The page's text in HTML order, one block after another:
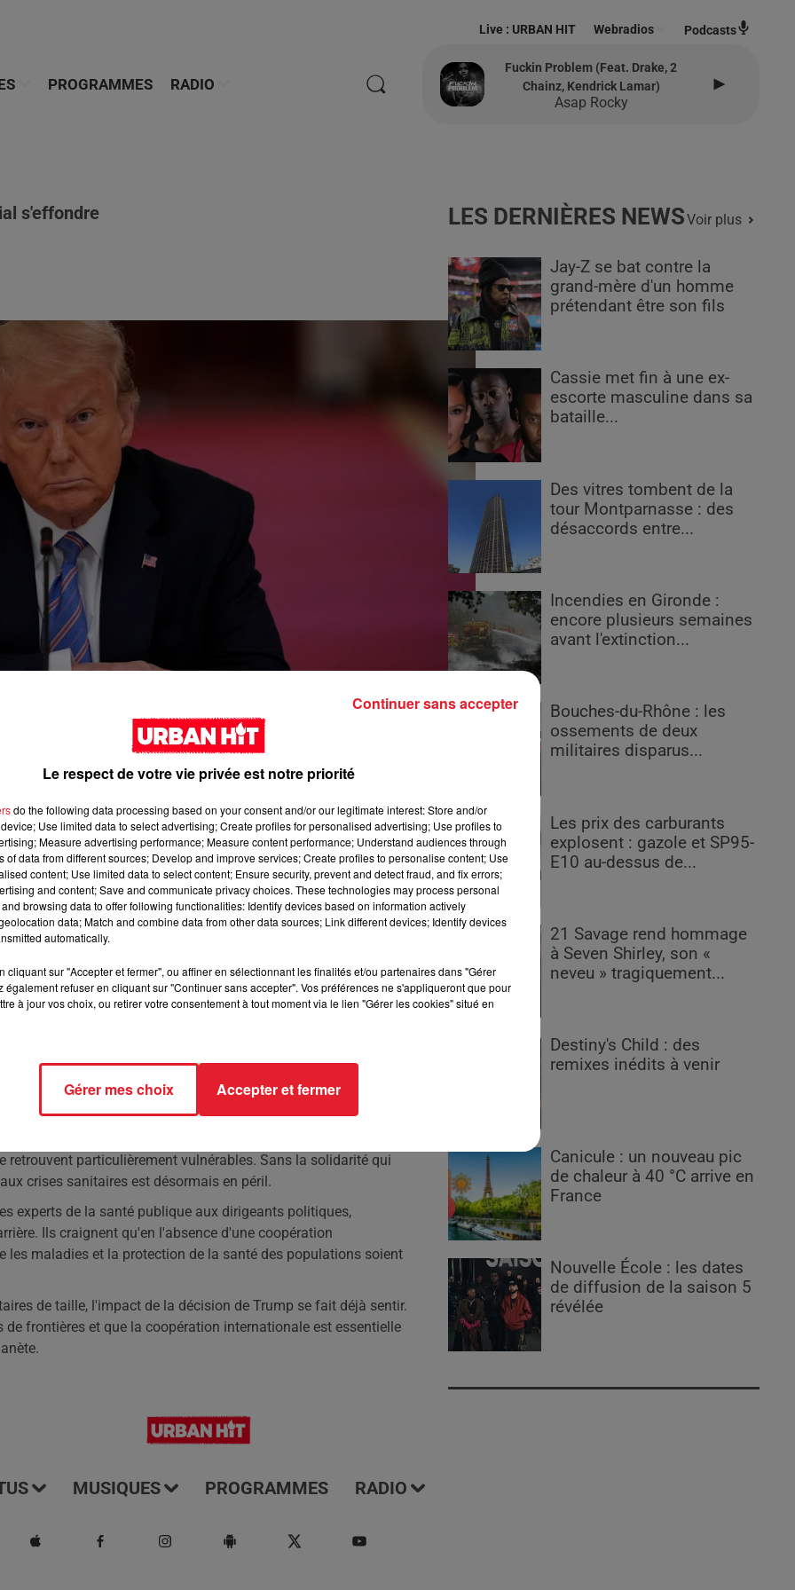
PROGRAMMES RADIO
Live : URBAN HIT Webradios Podcasts
Fuckin Problem (feat. Drake, 2
Chainz, Kendrick Lamar)
Asap Rocky
s'effondre
un accord international essentiel à la santé
construire un système de santé publique solide et
américain Donald Trump a déconstruit ce qui avait pris
considérables, laissant entrevoir un monde de plus en
soins de santé adéquats.
en matière de santé, permettant aux nations de travailler
Mais sous la gouvernance de Trump, les États-Unis, un
cet engagement commun. Cette décision a non seulement
fragilisé la préparation mondiale face aux futures
immédiates. Des programmes de vaccination aux initiatives
ébranlée. Les pays en développement, qui dépendaient
particulièrement vulnérables. Sans la solidarité qui
crises sanitaires est désormais en péril.
experts de la santé publique aux dirigeants politiques,
Ils craignent qu'en l'absence d'une coopération
les maladies et la protection de la santé des populations soient
de taille, l'impact de la décision de Trump se fait déjà sentir.
frontières et que la coopération internationale est essentielle
LES DERNIÈRES NEWSVoir plus
Jay-Z se bat contre la
grand-mère d'un homme
prétendant être son fils
Cassie met fin à une ex-
escorte masculine dans sa
bataille...
Des vitres tombent de la
tour Montparnasse : des
désaccords entre...
Incendies en Gironde :
encore plusieurs semaines
avant l'extinction...
Bouches-du-Rhône : les
ossements de deux
militaires disparus...
Les prix des carburants
explosent : gazole et SP95-
E10 au-dessus de...
21 Savage rend hommage
à Seven Shirley, son «
neveu » tragiquement...
Destiny's Child : des
remixes inédits à venir
Canicule : un nouveau pic
de chaleur à 40 °C arrive en
France
Nouvelle École : les dates
de diffusion de la saison 5
révélée
MUSIQUES PROGRAMMES RADIO
Le respect de votre vie privée est notre priorité
do the following data processing based on your consent and/or our legitimate interest: Store and/or
Use limited data to select advertising; Create profiles for personalised advertising; Use profiles to
Measure advertising performance; Measure content performance; Understand audiences through
of data from different sources; Develop and improve services; Create profiles to personalise content; Use
content; Use limited data to select content; Ensure security, prevent and detect fraud, and fix errors;
and content; Save and communicate privacy choices. These technologies may process personal
browsing data to offer following functionalities: Identify devices based on information actively
data; Match and combine data from other data sources; Link different devices; Identify devices
automatically.
cliquant sur "Accepter et fermer", ou affiner en sélectionnant les finalités et/ou partenaires dans "Gérer
également refuser en cliquant sur "Continuer sans accepter". Vos préférences ne s'appliqueront que pour
à jour vos choix, ou retirer votre consentement à tout moment via le lien "Gérer les cookies" situé en
Gérer mes choix Accepter et fermer
Continuer sans accepter